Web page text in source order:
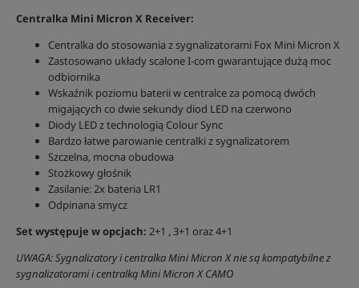
Centralka Mini Micron X Receiver:
Centralka do stosowania z sygnalizatorami Fox Mini Micron X
Zastosowano układy scalone I-com gwarantujące dużą moc
odbiornika
Wskaźnik poziomu baterii w centralce za pomocą dwóch
migających co dwie sekundy diod LED na czerwono
Diody LED z technologią Colour Sync
Bardzo łatwe parowanie centralki z sygnalizatorem
Szczelna, mocna obudowa
Stożkowy głośnik
Zasilanie: 2x bateria LR1
Odpinana smycz
Set występuje w opcjach: 2+1 , 3+1 oraz 4+1
UWAGA: Sygnalizatory i centralka Mini Micron X nie są kompatybilne z
sygnalizatorami i centralką Mini Micron X CAMO